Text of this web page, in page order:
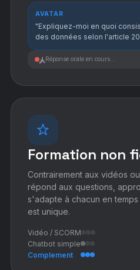
AVATAR
"Expliquez-moi en quoi
des données selon l'article 20
Réponse orale en cours...
Formation non
Contrairement aux vidéos
répond aux questions,
s'adapte à chacun en
est unique.
Vidéo / SCORM
Chatbot simple
Complement